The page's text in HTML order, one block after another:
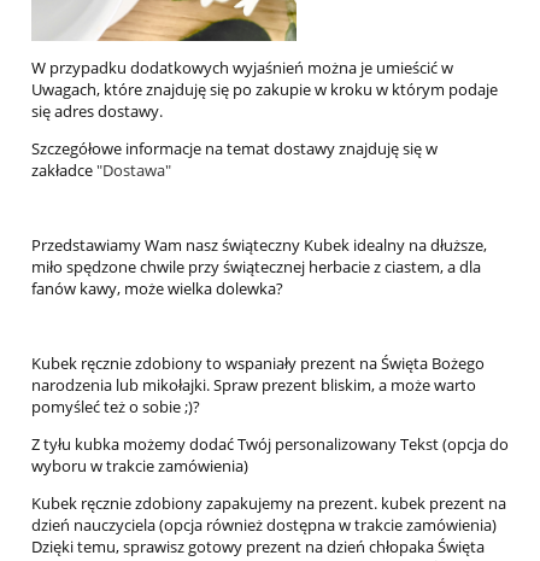
W przypadku dodatkowych wyjaśnień można je umieścić w
Uwagach, które znajduję się po zakupie w kroku w którym podaje
się adres dostawy.
Szczegółowe informacje na temat dostawy znajduję się w
zakładce"Dostawa"
Przedstawiamy Wam nasz świąteczny Kubek idealny na dłuższe,
miło spędzone chwile przy świątecznej herbacie z ciastem, a dla
fanów kawy, może wielka dolewka?
Kubek ręcznie zdobiony to wspaniały prezent na Święta Bożego
narodzenia lub mikołajki. Spraw prezent bliskim, a może warto
pomyśleć też o sobie ;)?
Z tyłu kubka możemy dodać Twój personalizowany Tekst (opcja do
wyboru w trakcie zamówienia)
Kubek ręcznie zdobiony zapakujemy na prezent. kubek prezent na
dzień nauczyciela (opcja również dostępna w trakcie zamówienia)
Dzięki temu, sprawisz gotowy prezent na dzień chłopaka Święta